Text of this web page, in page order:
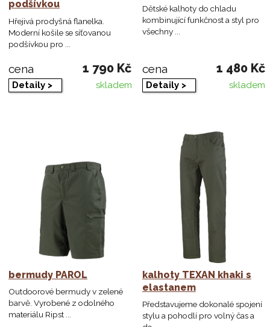
podšívkou
Hřejivá prodyšná flanelka.
Moderní košile se síťovanou
podšívkou pro ...
cena 1 790 Kč
Detaily > skladem
Dětské kalhoty do chladu
kombinující funkčnost a styl pro
všechny ...
cena 1 480 Kč
Detaily > skladem
bermudy PAROL
Outdoorové bermudy v zelené
barvě. Vyrobené z odolného
materiálu Ripst ...
kalhoty TEXAN khaki s
elastanem
Představujeme dokonalé spojení
stylu a pohodlí pro volný čas a